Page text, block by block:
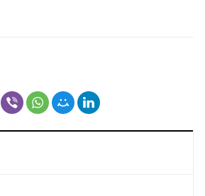
нестабильность привела к оттоку из
закону джунглей: Всемирная торговая